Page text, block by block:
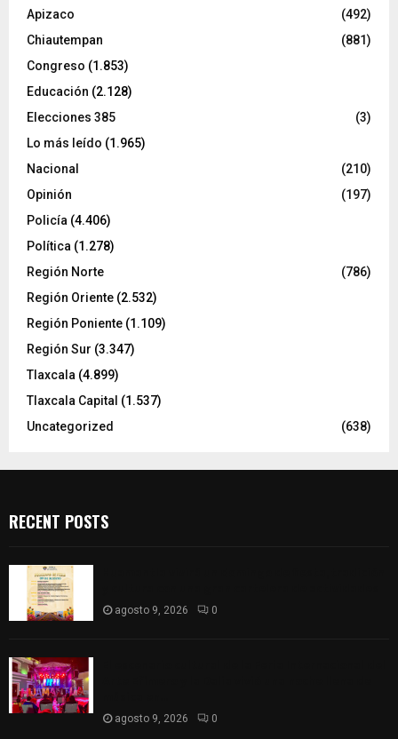
Apizaco
(492)
Chiautempan
(881)
Congreso (1.853)
Educación (2.128)
Elecciones 385
(3)
Lo más leído (1.965)
Nacional
(210)
Opinión
(197)
Policía (4.406)
Política (1.278)
Región Norte
(786)
Región Oriente (2.532)
Región Poniente (1.109)
Región Sur (3.347)
Tlaxcala (4.899)
Tlaxcala Capital (1.537)
Uncategorized
(638)
RECENT POSTS
agosto 9, 2026 0
agosto 9, 2026 0